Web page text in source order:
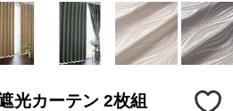
光カーテン 2枚組